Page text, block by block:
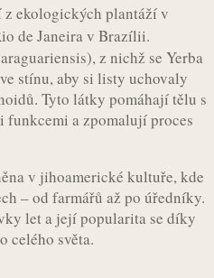
z ekologických plantáží v
de Janeira v Brazílii.
z nichž se Yerba
stínu, aby si listy uchovaly
Tyto látky pomáhají tělu s
a zpomalují proces
v jihoamerické kultuře, kde
– od farmářů až po úředníky.
let a její popularita se díky
celého světa.